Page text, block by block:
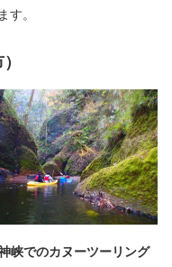
川辺キャンプ
シー
す。
峡でのカヌーツーリング